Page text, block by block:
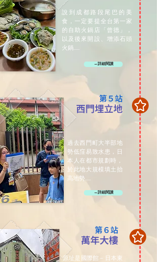
說到成都路段尾巴的美
食，一定要提全台第一家
的自助火鍋店「曾德」，
以及後來開設、增添石頭
火鍋......
→詳細閱讀
第５站
西門埋立地
過去西門町大半部地
勢低窪易致水患，日
本人在都市規劃時，
於此地大規模填土抬
高地勢......
→詳細閱讀
第６站
萬年大樓
原址是國際館－日本東